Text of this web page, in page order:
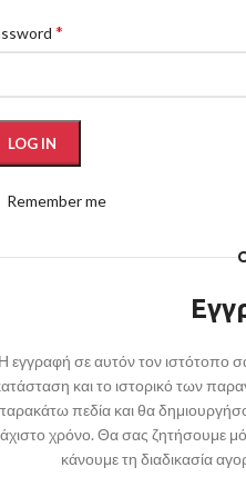
*
LOG IN
Remember me
εγγραφή σε αυτόν τον ιστότοπο
και το ιστορικό των
πεδία και θα
χρόνο. Θα σας ζητήσουμε
κάνουμε τη διαδικασία